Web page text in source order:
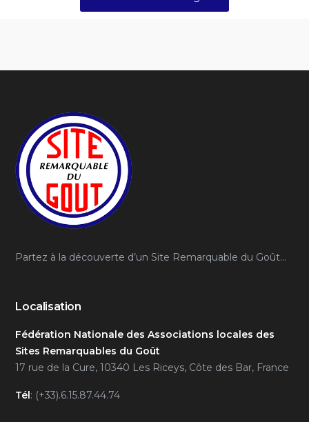
Partez à la découverte d’un Site Remarquable du Goût…
Localisation
Fédération Nationale des Associations locales des
Sites Remarquables du Goût
17 rue de la Cure, 10340 Les Riceys, Côte des Bar, France
Tél: (+33).6.15.87.44.74